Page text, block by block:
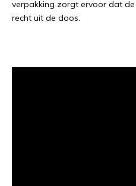
verpakking zorgt ervoor dat
recht uit de doos.